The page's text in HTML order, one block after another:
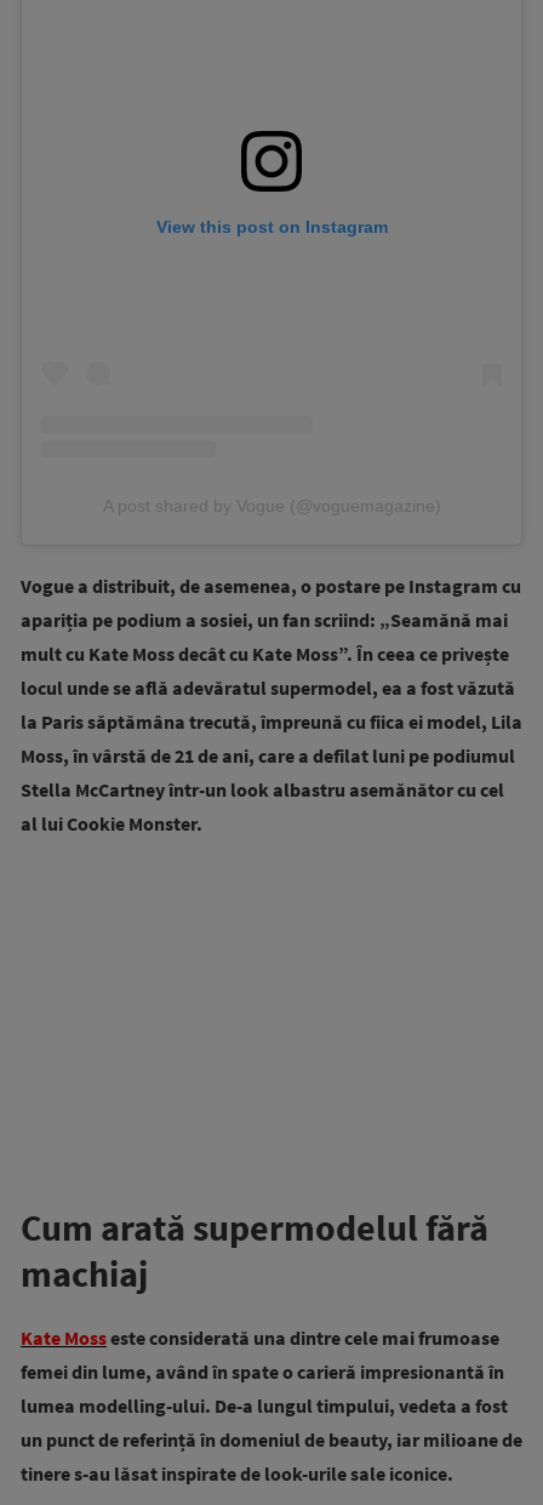
View this post on Instagram
A post shared by Vogue (@voguemagazine)
Vogue a distribuit, de asemenea, o postare pe Instagram cu
apariția pe podium a sosiei, un fan scriind: „Seamănă mai
mult cu Kate Moss decât cu Kate Moss”. În ceea ce privește
locul unde se află adevăratul supermodel, ea a fost văzută
la Paris săptămâna trecută, împreună cu fiica ei model, Lila
Moss, în vârstă de 21 de ani, care a defilat luni pe podiumul
Stella McCartney într-un look albastru asemănător cu cel
al lui Cookie Monster.
Cum arată supermodelul fără
machiaj
Kate Mosseste considerată una dintre cele mai frumoase
femei din lume, având în spate o carieră impresionantă în
lumea modelling-ului. De-a lungul timpului, vedeta a fost
un punct de referință în domeniul de beauty, iar milioane de
tinere s-au lăsat inspirate de look-urile sale iconice.